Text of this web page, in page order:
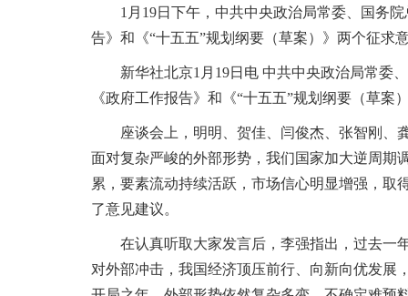
1月19日下午，中共中央政治局常委、国务院
告》和《“十五五”规划纲要（草案）》两个征求
新华社北京1月19日电 中共中央政治局常委、
《政府工作报告》和《“十五五”规划纲要（草案
座谈会上，明明、贺佳、闫俊杰、张智刚、龚
面对复杂严峻的外部形势，我们国家加大逆周期
累，要素流动持续活跃，市场信心明显增强，取
了意见建议。
在认真听取大家发言后，李强指出，过去一年
对外部冲击，我国经济顶压前行、向新向优发展